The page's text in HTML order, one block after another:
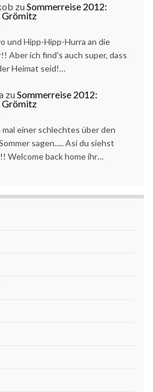
zuSommerreise 2012:
Grömitz
und Hipp-Hipp-Hurra an die
Aber ich find's auch super, dass
Heimat seid!…
zuSommerreise 2012:
Grömitz
mal einer schlechtes über den
sagen..... Asi du siehst
Welcome back home ihr…